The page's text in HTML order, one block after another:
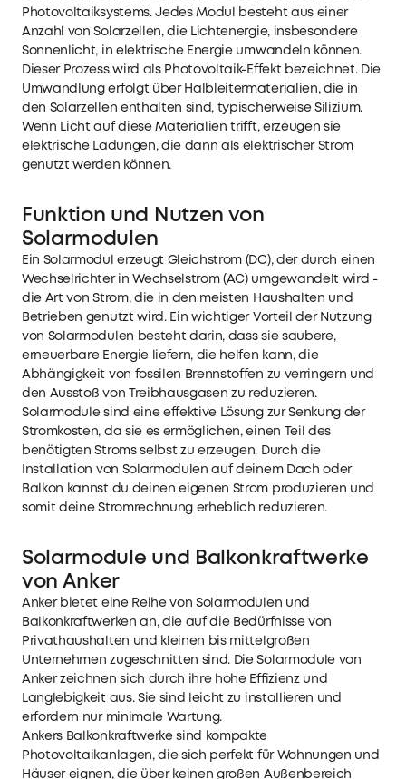
Photovoltaiksystems. Jedes Modul besteht aus einer
Anzahl von Solarzellen, die Lichtenergie, insbesondere
Sonnenlicht, in elektrische Energie umwandeln können.
Dieser Prozess wird als Photovoltaik-Effekt bezeichnet. Die
Umwandlung erfolgt über Halbleitermaterialien, die in
den Solarzellen enthalten sind, typischerweise Silizium.
Wenn Licht auf diese Materialien trifft, erzeugen sie
elektrische Ladungen, die dann als elektrischer Strom
genutzt werden können.
Funktion und Nutzen von
Solarmodulen
Ein Solarmodul erzeugt Gleichstrom (DC), der durch einen
Wechselrichter in Wechselstrom (AC) umgewandelt wird -
die Art von Strom, die in den meisten Haushalten und
Betrieben genutzt wird. Ein wichtiger Vorteil der Nutzung
von Solarmodulen besteht darin, dass sie saubere,
erneuerbare Energie liefern, die helfen kann, die
Abhängigkeit von fossilen Brennstoffen zu verringern und
den Ausstoß von Treibhausgasen zu reduzieren.
Solarmodule sind eine effektive Lösung zur Senkung der
Stromkosten, da sie es ermöglichen, einen Teil des
benötigten Stroms selbst zu erzeugen. Durch die
Installation von Solarmodulen auf deinem Dach oder
Balkon kannst du deinen eigenen Strom produzieren und
somit deine Stromrechnung erheblich reduzieren.
Solarmodule und Balkonkraftwerke
von Anker
Anker bietet eine Reihe von Solarmodulen und
Balkonkraftwerken an, die auf die Bedürfnisse von
Privathaushalten und kleinen bis mittelgroßen
Unternehmen zugeschnitten sind. Die Solarmodule von
Anker zeichnen sich durch ihre hohe Effizienz und
Langlebigkeit aus. Sie sind leicht zu installieren und
erfordern nur minimale Wartung.
Ankers Balkonkraftwerkesind kompakte
Photovoltaikanlagen, die sich perfekt für Wohnungen und
Häuser eignen, die über keinen großen Außenbereich